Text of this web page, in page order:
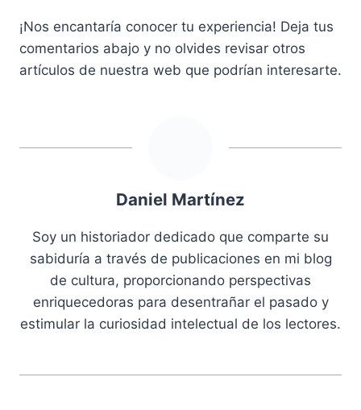
¡Nos encantaría conocer tu experiencia! Deja tus
comentarios abajo y no olvides revisar otros
artículos de nuestra web que podrían interesarte.
Daniel Martínez
Soy un historiador dedicado que comparte su
sabiduría a través de publicaciones en mi blog
de cultura, proporcionando perspectivas
enriquecedoras para desentrañar el pasado y
estimular la curiosidad intelectual de los lectores.